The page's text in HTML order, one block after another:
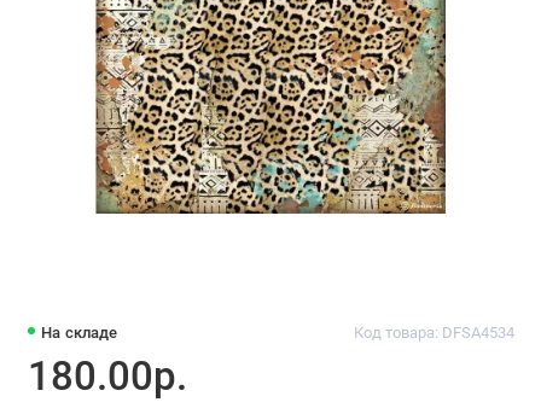
На складе Код товара: DFSA4534
180.00р.